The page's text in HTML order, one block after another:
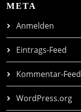
META
Anmelden
Eintrags-Feed
Kommentar-Feed
WordPress.org